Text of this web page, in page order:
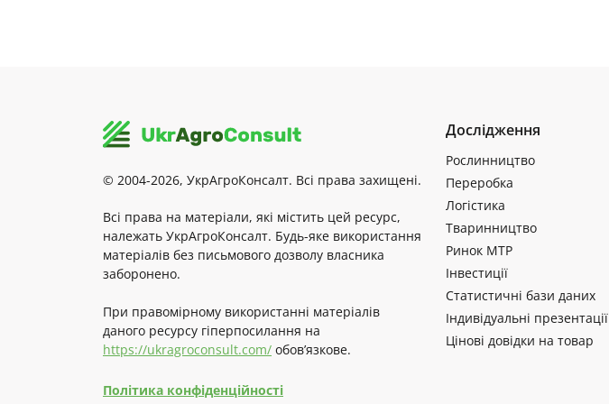
© 2004-2026, УкрАгроКонсалт. Всі права захищені.
Всі права на матеріали, які містить цей ресурс,
належать УкрАгроКонсалт. Будь-яке використання
матеріалів без письмового дозволу власника
заборонено.
При правомірному використанні матеріалів
даного ресурсу гіперпосилання на
https://ukragroconsult.com/ обов’язкове.
Політика конфіденційності
Дослідження
Рослинництво
Переробка
Логістика
Тваринництво
Ринок МТР
Інвестиції
Статистичні бази даних
Індивідуальні презентації
Цінові довідки на товар